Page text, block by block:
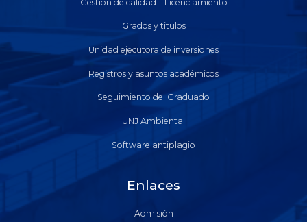
Gestión de calidad – Licenciamiento
Grados y titulos
Unidad ejecutora de inversiones
Registros y asuntos académicos
Seguimiento del Graduado
UNJ Ambiental
Software antiplagio
Enlaces
Admisión